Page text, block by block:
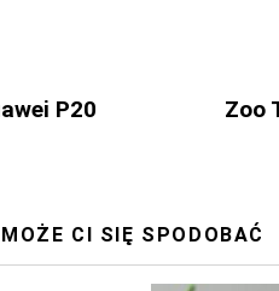
P20
Zoo
MOŻE CI SIĘ SPODOBAĆ